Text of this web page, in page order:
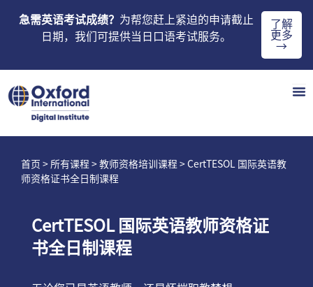
急需英语考试成绩？ 为帮您赶上紧迫的申请截止
日期，我们可提供当日口语考试服务。
了解
更多
→
首页 > 所有课程 > 教师资格培训课程 > CertTESOL 国际英语教
师资格证书全日制课程
CertTESOL 国际英语教师资格证
书全日制课程